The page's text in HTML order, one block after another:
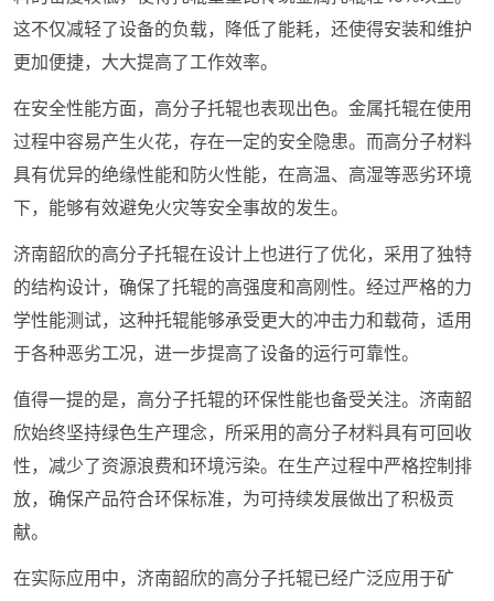
这不仅减轻了设备的负载，降低了能耗，还使得安装和维护
更加便捷，大大提高了工作效率。
在安全性能方面，高分子托辊也表现出色。金属托辊在使用
过程中容易产生火花，存在一定的安全隐患。而高分子材料
具有优异的绝缘性能和防火性能，在高温、高湿等恶劣环境
下，能够有效避免火灾等安全事故的发生。
济南韶欣的高分子托辊在设计上也进行了优化，采用了独特
的结构设计，确保了托辊的高强度和高刚性。经过严格的力
学性能测试，这种托辊能够承受更大的冲击力和载荷，适用
于各种恶劣工况，进一步提高了设备的运行可靠性。
值得一提的是，高分子托辊的环保性能也备受关注。济南韶
欣始终坚持绿色生产理念，所采用的高分子材料具有可回收
性，减少了资源浪费和环境污染。在生产过程中严格控制排
放，确保产品符合环保标准，为可持续发展做出了积极贡
献。
在实际应用中，济南韶欣的高分子托辊已经广泛应用于矿